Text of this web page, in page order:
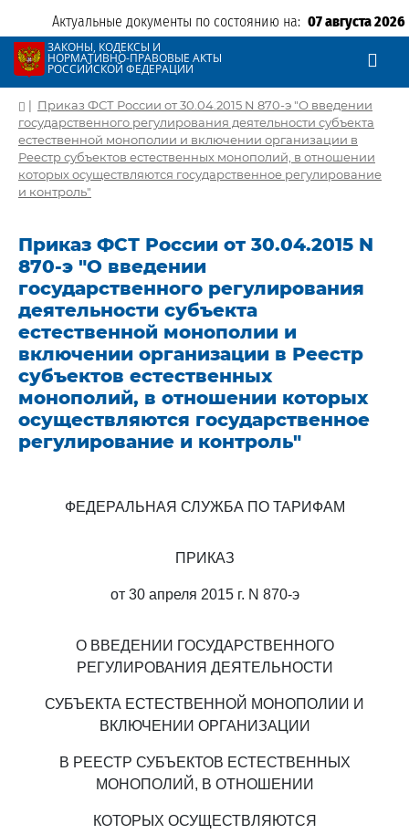
Актуальные документы по состоянию на: 07 августа 2026
ЗАКОНЫ, КОДЕКСЫ И
НОРМАТИВНО-ПРАВОВЫЕ АКТЫ
РОССИЙСКОЙ ФЕДЕРАЦИИ
| Приказ ФСТ России от 30.04.2015 N 870-э "О введении
государственного регулирования деятельности субъекта
естественной монополии и включении организации в
Реестр субъектов естественных монополий, в отношении
которых осуществляются государственное регулирование
и контроль"
Приказ ФСТ России от 30.04.2015 N
870-э "О введении
государственного регулирования
деятельности субъекта
естественной монополии и
включении организации в Реестр
субъектов естественных
монополий, в отношении которых
осуществляются государственное
регулирование и контроль"
ФЕДЕРАЛЬНАЯ СЛУЖБА ПО ТАРИФАМ
ПРИКАЗ
от 30 апреля 2015 г. N 870-э
О ВВЕДЕНИИ ГОСУДАРСТВЕННОГО
РЕГУЛИРОВАНИЯ ДЕЯТЕЛЬНОСТИ
СУБЪЕКТА ЕСТЕСТВЕННОЙ МОНОПОЛИИ И
ВКЛЮЧЕНИИ ОРГАНИЗАЦИИ
В РЕЕСТР СУБЪЕКТОВ ЕСТЕСТВЕННЫХ
МОНОПОЛИЙ, В ОТНОШЕНИИ
КОТОРЫХ ОСУЩЕСТВЛЯЮТСЯ